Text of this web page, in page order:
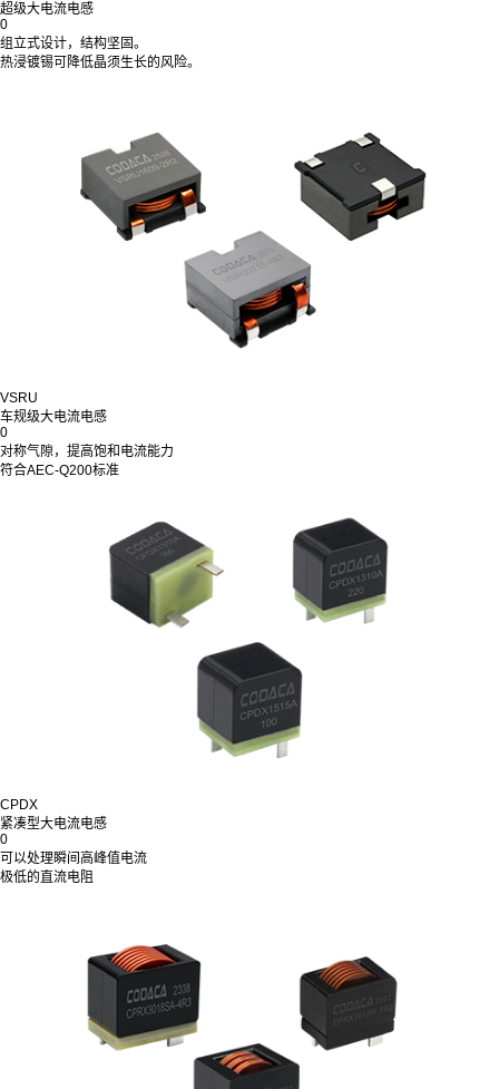
超级大电流电感
0
组立式设计，结构坚固。
热浸镀锡可降低晶须生长的风险。
VSRU
车规级大电流电感
0
对称气隙，提高饱和电流能力
符合AEC-Q200标准
CPDX
紧凑型大电流电感
0
可以处理瞬间高峰值电流
极低的直流电阻